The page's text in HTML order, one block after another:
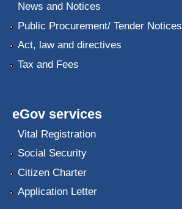
News and Notices
Public Procurement/ Tender Notices
Act, law and directives
Tax and Fees
eGov services
Vital Registration
Social Security
Citizen Charter
Application Letter